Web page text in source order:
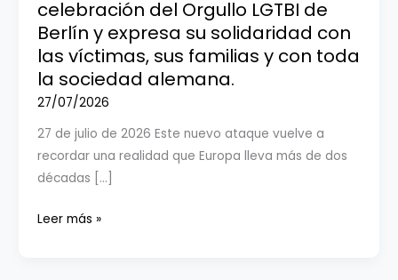
celebración del Orgullo LGTBI de
Berlín y expresa su solidaridad con
las víctimas, sus familias y con toda
la sociedad alemana.
27/07/2026
27 de julio de 2026 Este nuevo ataque vuelve a
recordar una realidad que Europa lleva más de dos
décadas […]
La
Leer más »